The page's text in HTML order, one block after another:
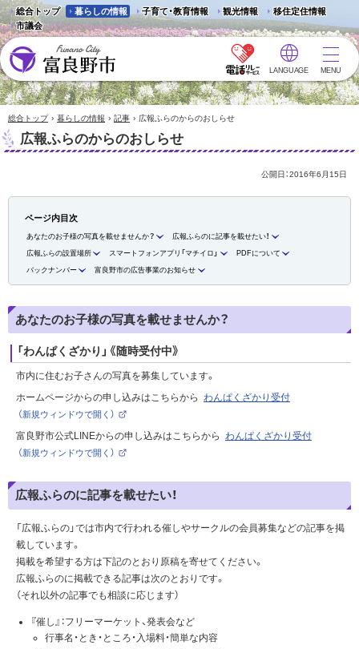
総合トップ 暮らしの情報 子育て・教育情報 観光情報
移住定住情報
市議会
富良野市 - Frano City
LANGUAGE MENU
総合トップ › 暮らしの情報 › 記事 › 広報ふらのからのおしらせ
広報ふらのからのおしらせ
公開日：2016年6月15日
ページ内目次
あなたのお子様の写真を載せませんか？ 広報ふらのに記事を載せたい！
広報ふらの設置場所 スマートフォンアプリ「マチイロ」 PDFについて
バックナンバー 富良野市の広告事業のお知らせ
あなたのお子様の写真を載せませんか？
「わんぱくざかり」《随時受付中》
市内に住むお子さんの写真を募集しています。
ホームページからの申し込みはこちらから わんぱくざかり受付
（新規ウィンドウで開く）
外
部
サ
）
富良野市公式LINEからの申し込みはこちらから わんぱくざかり受付
（新規ウィンドウで開く）
部
サ
イ
ト
広報ふらのに記事を載せたい！
「広報ふらの」では市内で行われる催しやサークルの会員募集などの記事を掲
載しています。
掲載を希望する方は下記のとおり原稿を寄せてください。
広報ふらのに掲載できる記事は次のとおりです。
（それ以外の記事でも相談に応じます）
『催し』：フリーマーケット、発表会など
行事名・とき・ところ・入場料・簡単な内容